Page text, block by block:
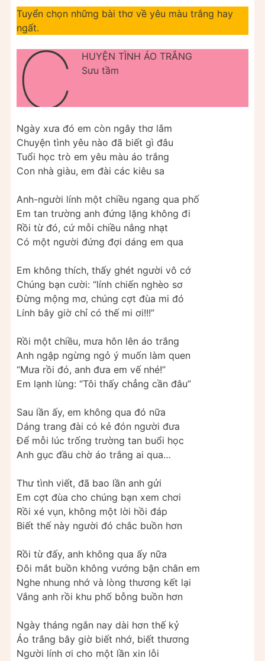
Tuyển chọn những bài thơ về yêu màu trắng hay
ngất.
C
HUYỆN TÌNH ÁO TRẮNG
Sưu tầm
Ngày xưa đó em còn ngây thơ lắm
Chuyện tình yêu nào đã biết gì đâu
Tuổi học trò em yêu màu áo trắng
Con nhà giàu, em đài các kiêu sa
Anh-người lính một chiều ngang qua phố
Em tan trường anh đứng lặng không đi
Rồi từ đó, cứ mỗi chiều nắng nhạt
Có một người đứng đợi dáng em qua
Em không thích, thấy ghét người vô cớ
Chúng bạn cười: “lính chiến nghèo sơ
Đừng mộng mơ, chúng cợt đùa mi đó
Lính bây giờ chỉ có thế mi ơi!!!”
Rồi một chiều, mưa hôn lên áo trắng
Anh ngập ngừng ngỏ ý muốn làm quen
“Mưa rồi đó, anh đưa em vế nhé!”
Em lạnh lùng: “Tôi thấy chẳng cần đâu”
Sau lần ấy, em không qua đó nữa
Dáng trang đài có kẻ đón người đưa
Để mỗi lúc trống trường tan buổi học
Anh gục đầu chờ áo trắng ai qua…
Thư tình viết, đã bao lần anh gửi
Em cợt đùa cho chúng bạn xem chơi
Rồi xé vụn, không một lời hồi đáp
Biết thế này người đó chắc buồn hơn
Rồi từ đấy, anh không qua ấy nữa
Đôi mắt buồn không vướng bận chân em
Nghe nhung nhớ và lòng thương kết lại
Vắng anh rồi khu phố bỗng buồn hơn
Ngày tháng ngắn nay dài hơn thế kỷ
Áo trắng bây giờ biết nhớ, biết thương
Người lính ơi cho một lần xin lỗi